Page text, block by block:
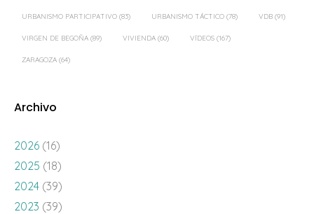
URBANISMO PARTICIPATIVO (83) URBANISMO TÁCTICO (78) VDB (91)
VIRGEN DE BEGOÑA (89) VIVIENDA (60) VÍDEOS (167)
ZARAGOZA (64)
Archivo
2026 (16)
2025 (18)
2024 (39)
2023 (39)